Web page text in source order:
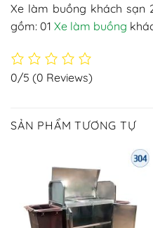
Xe làm buồng khách sạn
gồm: 01 Xe làm buồng
0/5 (0 Reviews)
SẢN PHẨM TƯƠNG TỰ